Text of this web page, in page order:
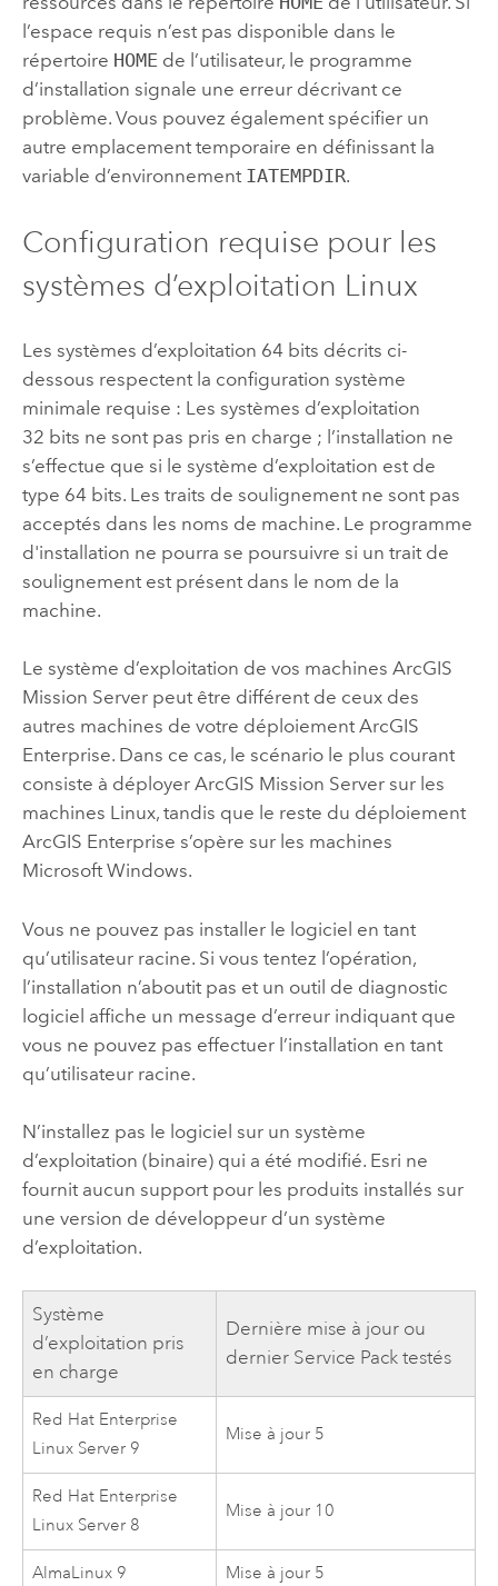
l’espace requis n’est pas disponible dans le
répertoire HOMEde l’utilisateur, le programme
d’installation signale une erreur décrivant ce
problème. Vous pouvez également spécifier un
autre emplacement temporaire en définissant la
variable d’environnement IATEMPDIR.
Configuration requise pour les
systèmes d’exploitation Linux
Les systèmes d’exploitation 64 bits décrits ci-
dessous respectent la configuration système
minimale requise : Les systèmes d’exploitation
32 bits ne sont pas pris en charge ; l’installation ne
s’effectue que si le système d’exploitation est de
type 64 bits. Les traits de soulignement ne sont pas
acceptés dans les noms de machine. Le programme
d'installation ne pourra se poursuivre si un trait de
soulignement est présent dans le nom de la
machine.
Le système d’exploitation de vos machines ArcGIS
Mission Serverpeut être différent de ceux des
autres machines de votre déploiement ArcGIS
Enterprise. Dans ce cas, le scénario le plus courant
consiste à déployer ArcGIS Mission Serversur les
machines Linux, tandis que le reste du déploiement
ArcGIS Enterprise s’opère sur les machines
Microsoft Windows.
Vous ne pouvez pas installer le logiciel en tant
qu’utilisateur racine. Si vous tentez l’opération,
l’installation n’aboutit pas et un outil de diagnostic
logiciel affiche un message d’erreur indiquant que
vous ne pouvez pas effectuer l’installation en tant
qu’utilisateur racine.
N’installez pas le logiciel sur un système
d’exploitation (binaire) qui a été modifié. Esri ne
fournit aucun support pour les produits installés sur
une version de développeur d’un système
d’exploitation.
Système
d’exploitation pris
en charge
Dernière mise à jour ou
dernier Service Pack testés
Red Hat Enterprise
Linux Server 9
Mise à jour 5
Red Hat Enterprise
Linux Server 8
Mise à jour 10
AlmaLinux 9 Mise à jour 5